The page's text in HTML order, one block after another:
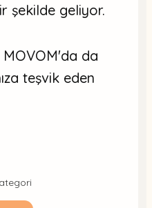
şekilde geliyor.
da
teşvik eden